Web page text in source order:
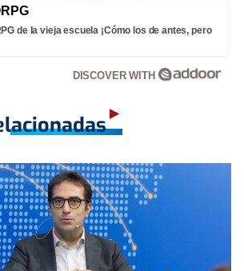
de la vieja escuela ¡Cómo los de antes, pero
DISCOVER WITH